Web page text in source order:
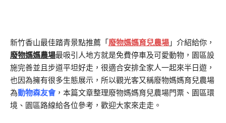
新竹香山最佳踏青景點推薦「 廢物媽媽育兒農場 」介紹給你，
廢物媽媽農場最吸引人地方就是免費停車及可愛動物，園區設
施完善並且步道平坦好走，很適合安排全家人一起來半日遊，
也因為擁有很多生態展示，所以觀光客又稱廢物媽媽育兒農場
為動物森友會，本篇文章整理廢物媽媽育兒農場門票、園區環
境、園區路線給各位參考，歡迎大家來走走。